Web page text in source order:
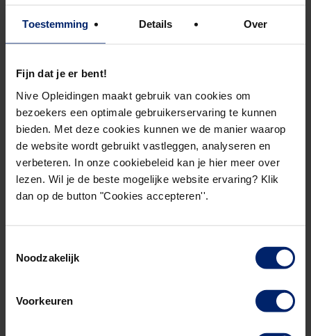
Toestemming Details Over
Fijn dat je er bent!
Nive Opleidingen maakt gebruik van cookies om
bezoekers een optimale gebruikerservaring te kunnen
bieden. Met deze cookies kunnen we de manier waarop
de website wordt gebruikt vastleggen, analyseren en
verbeteren. In onze cookiebeleid kan je hier meer over
lezen. Wil je de beste mogelijke website ervaring? Klik
dan op de button "Cookies accepteren''.
Noodzakelijk
Voorkeuren